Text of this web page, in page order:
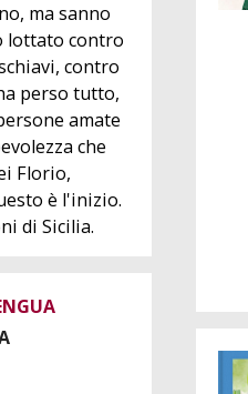
ma sanno
lottato contro
contro
perso tutto,
amate
che
Florio,
è l'inizio.
di Sicilia.